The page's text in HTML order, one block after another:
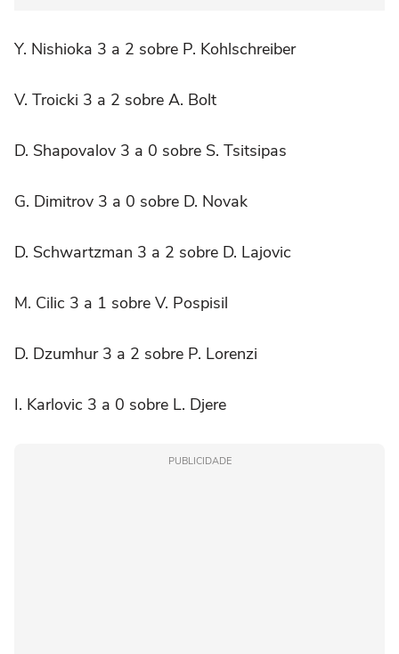
Y. Nishioka 3 a 2 sobre P. Kohlschreiber
V. Troicki 3 a 2 sobre A. Bolt
D. Shapovalov 3 a 0 sobre S. Tsitsipas
G. Dimitrov 3 a 0 sobre D. Novak
D. Schwartzman 3 a 2 sobre D. Lajovic
M. Cilic 3 a 1 sobre V. Pospisil
D. Dzumhur 3 a 2 sobre P. Lorenzi
I. Karlovic 3 a 0 sobre L. Djere
PUBLICIDADE